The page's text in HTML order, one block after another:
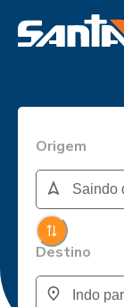
Origem
Destino